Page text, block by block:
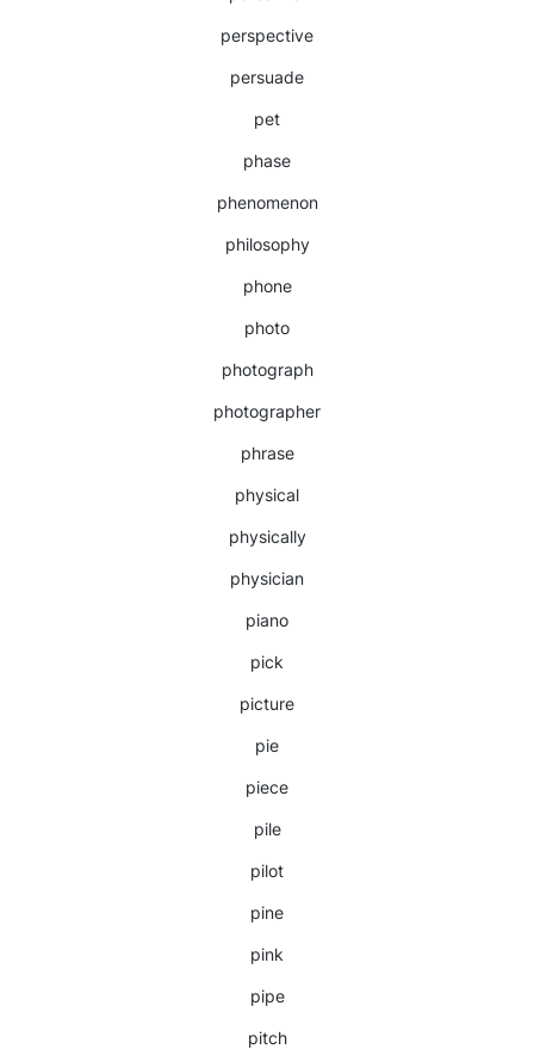
perspective
persuade
pet
phase
phenomenon
philosophy
phone
photo
photograph
photographer
phrase
physical
physically
physician
piano
pick
picture
pie
piece
pile
pilot
pine
pink
pipe
pitch